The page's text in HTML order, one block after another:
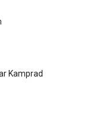
Kamprad